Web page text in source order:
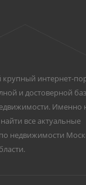
интернет-
и достоверной
Именно
все актуальные
недвижимости